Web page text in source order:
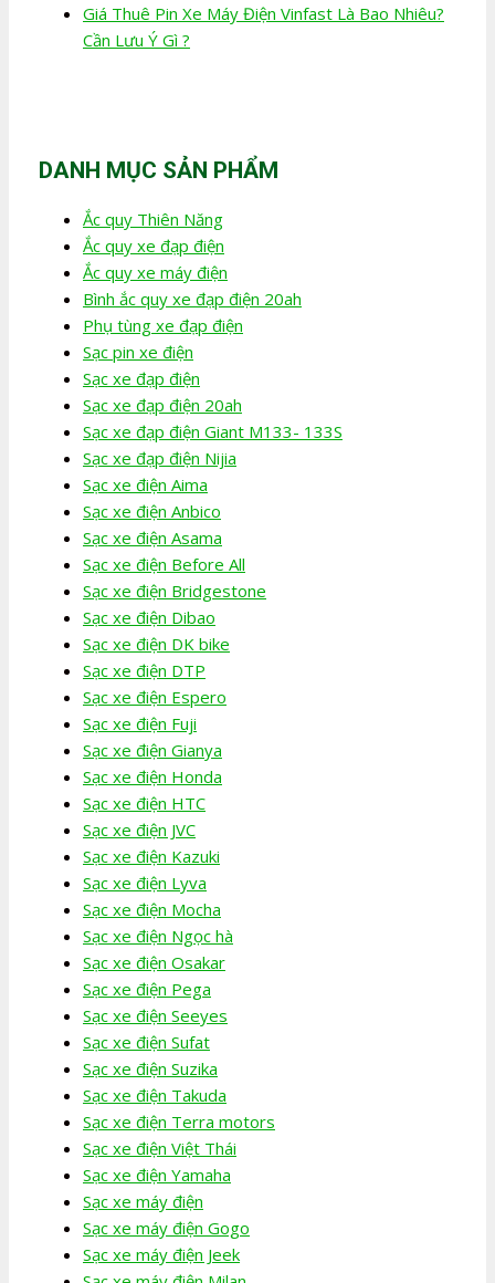
Giá Thuê Pin Xe Máy Điện Vinfast Là Bao Nhiêu?
Cần Lưu Ý Gì ?
DANH MỤC SẢN PHẨM
Ắc quy Thiên Năng
Ắc quy xe đạp điện
Ắc quy xe máy điện
Bình ắc quy xe đạp điện 20ah
Phụ tùng xe đạp điện
Sạc pin xe điện
Sạc xe đạp điện
Sạc xe đạp điện 20ah
Sạc xe đạp điện Giant M133- 133S
Sạc xe đạp điện Nijia
Sạc xe điện Aima
Sạc xe điện Anbico
Sạc xe điện Asama
Sạc xe điện Before All
Sạc xe điện Bridgestone
Sạc xe điện Dibao
Sạc xe điện DK bike
Sạc xe điện DTP
Sạc xe điện Espero
Sạc xe điện Fuji
Sạc xe điện Gianya
Sạc xe điện Honda
Sạc xe điện HTC
Sạc xe điện JVC
Sạc xe điện Kazuki
Sạc xe điện Lyva
Sạc xe điện Mocha
Sạc xe điện Ngọc hà
Sạc xe điện Osakar
Sạc xe điện Pega
Sạc xe điện Seeyes
Sạc xe điện Sufat
Sạc xe điện Suzika
Sạc xe điện Takuda
Sạc xe điện Terra motors
Sạc xe điện Việt Thái
Sạc xe điện Yamaha
Sạc xe máy điện
Sạc xe máy điện Gogo
Sạc xe máy điện Jeek